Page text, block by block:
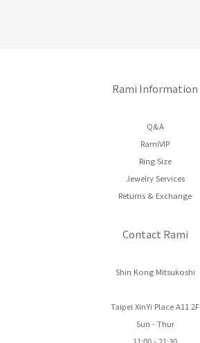
Rami Information
Q&A
RamiVIP
Ring Size
Jewelry Services
Returns & Exchange
Contact Rami
Shin Kong Mitsukoshi
Taipei XinYi Place A11 2F
Sun - Thur